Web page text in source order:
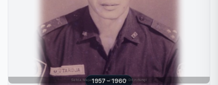
1957 – 1960